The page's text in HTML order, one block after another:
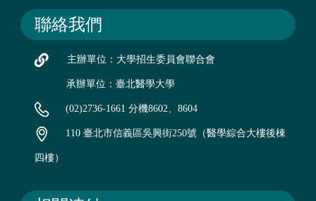
聯絡我們
主辦單位：大學招生委員會聯合會
承辦單位：臺北醫學大學
(02)2736-1661 分機8602、8604
110 臺北市信義區吳興街250號（醫學綜合大樓後棟
四樓）